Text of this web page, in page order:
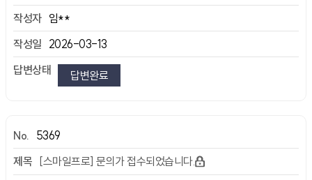
임**
2026-03-13
답변완료
5369
[스마일프로] 문의가 접수되었습니다.